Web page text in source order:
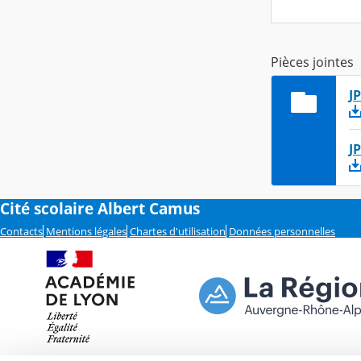
Pièces jointes
Cité scolaire Albert Camus
Contacts Mentions légales Chartes d'utilisation Données personnelles